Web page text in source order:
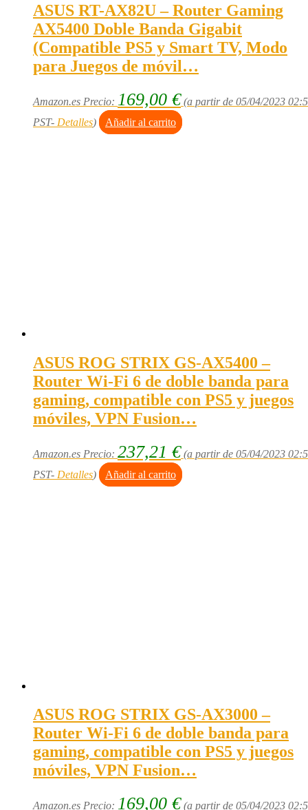
ASUS RT-AX82U – Router Gaming
AX5400 Doble Banda Gigabit
(Compatible PS5 y Smart TV, Modo
para Juegos de móvil…
Amazon.es Precio: 169,00 € (a partir de 05/04/2023
PST- Detalles) Añadir al carrito
ASUS ROG STRIX GS-AX5400 –
Router Wi-Fi 6 de doble banda para
gaming, compatible con PS5 y juegos
móviles, VPN Fusion…
Amazon.es Precio: 237,21 € (a partir de 05/04/2023
PST- Detalles) Añadir al carrito
ASUS ROG STRIX GS-AX3000 –
Router Wi-Fi 6 de doble banda para
gaming, compatible con PS5 y juegos
móviles, VPN Fusion…
Amazon.es Precio: 169,00 € (a partir de 05/04/2023